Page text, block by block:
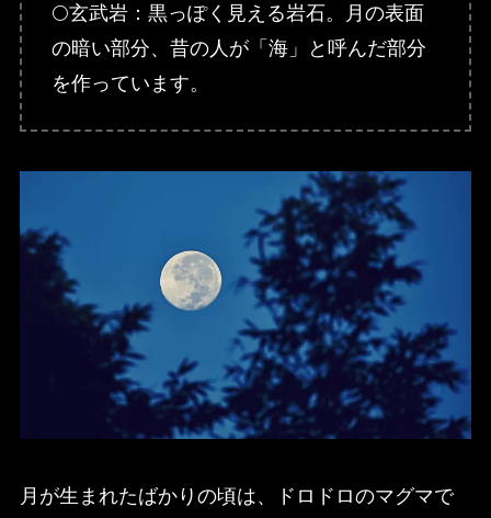
🌕玄武岩：黒っぽく見える岩石。月の表面
の暗い部分、昔の人が「海」と呼んだ部分
を作っています。
月が生まれたばかりの頃は、ドロドロのマグマで